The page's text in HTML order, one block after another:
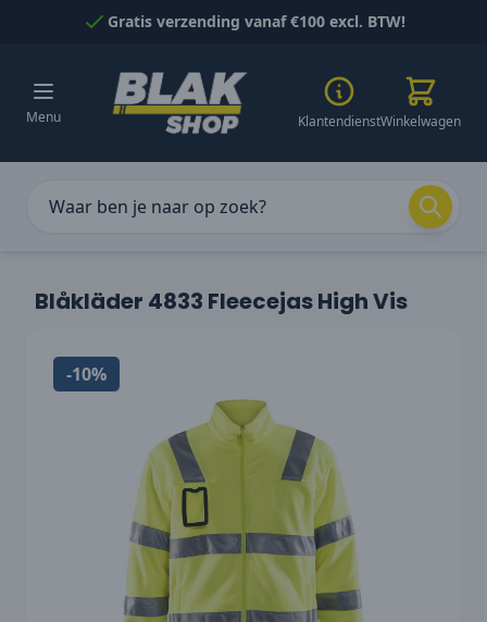
Naar inhoud gaanGratis verzending vanaf €100 excl. BTW!
Menu KlantendienstWinkelwagen
Blåkläder 4833 Fleecejas High Vis
-10%